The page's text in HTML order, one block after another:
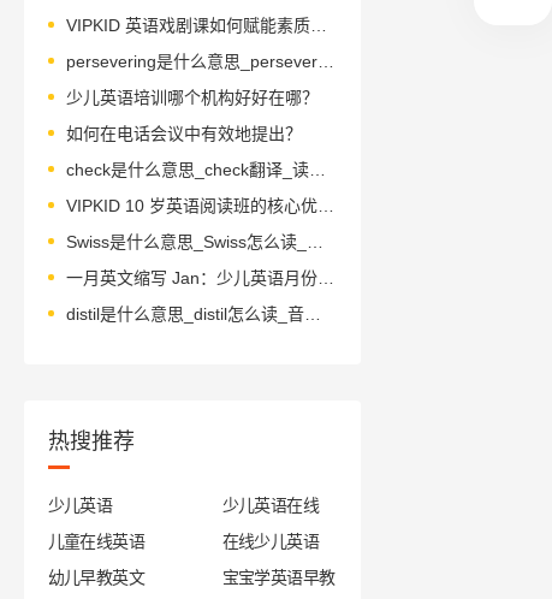
VIPKID 英语戏剧课如何赋能素质教育？
persevering是什么意思_persevering怎么读_音标ˌpɜ-sɪˈvɪərɪŋ
少儿英语培训哪个机构好好在哪？
如何在电话会议中有效地提出？
check是什么意思_check翻译_读音_用法_翻译
VIPKID 10 岁英语阅读班的核心优势？
一月英文缩写 Jan：少儿英语月份学习的实用技巧
distil是什么意思_distil怎么读_音标dɪˈstɪl
热搜推荐
少儿英语
少儿英语在线
儿童在线英语
在线少儿英语
幼儿早教英文
宝宝学英语早教